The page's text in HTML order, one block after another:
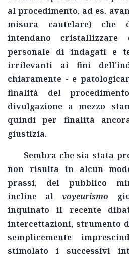
al procedimento, ad es.
misura cautelare) che
intendano
personale di indagati e
irrilevanti ai fini
chiaramente - e
finalità del
divulgazione a mezzo
quindi per finalità
giustizia.
Sembra che sia stata
non risulta in alcun
prassi, del pubblico
incline alvoyeurismo
inquinato il recente
intercettazioni, strumento
semplicemente
stimolato i successivi